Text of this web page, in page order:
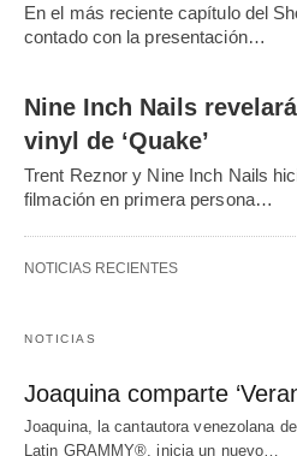
En el más reciente capítulo del
contado con la presentación…
Nine Inch Nails
vinyl de ‘Quake’
Trent Reznor y Nine Inch Nails
filmación en primera persona…
NOTICIAS RECIENTES
NOTICIAS
Joaquina comparte
Joaquina, la cantautora venezolana
Latin GRAMMY®, inicia un nuevo…